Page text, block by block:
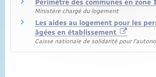
Périmètre des communes en zone
Ministère chargé du logement
Les aides au logement pour les
âgées en établissement
Caisse nationale de solidarité pour